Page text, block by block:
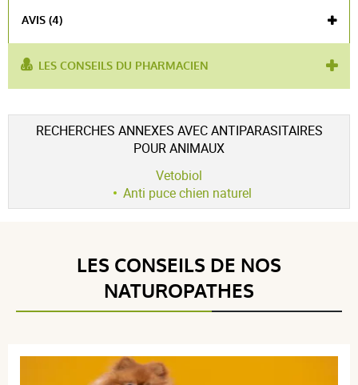
AVIS (4)
Voir l'attestation de confiance
Avis soumis à un contrôle
4.8 / 5
5 étoiles
3
3 étoiles
2 étoiles
0
Trier l'affichage des avis
LES CONSEILS DU PHARMACIEN
RECHERCHES ANNEXES AVEC ANTIPARASITAIRES
POUR ANIMAUX
Vetobiol
Anti puce chien naturel
LES CONSEILS DE NOS
NATUROPATHES